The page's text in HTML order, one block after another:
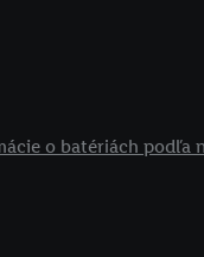
o batériách podľa